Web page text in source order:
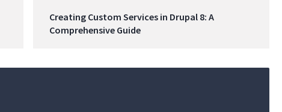
Creating Custom Services in Drupal 8: A
Comprehensive Guide